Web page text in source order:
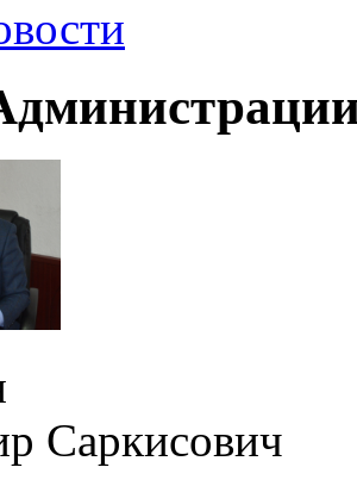
Саркисович